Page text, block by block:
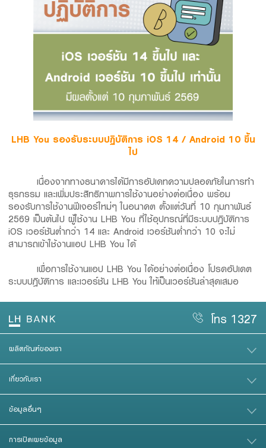
LHB You รองรับระบบปฏิบัติการ iOS 14 / Android 10 ขึ้น
ไป
เนื่องจากทางธนาคารได้มีการอัปเดทความปลอดภัยในการทำ
ธุรกรรม และเพิ่มประสิทธิภาพการใช้งานอย่างต่อเนื่อง พร้อม
รองรับการใช้งานฟีเจอร์ใหม่ๆ ในอนาคต ตั้งแต่วันที่ 10 กุมภาพันธ์
2569 เป็นต้นไป ผู้ใช้งาน LHB You ที่ใช้อุปกรณ์ที่มีระบบปฎิบัติการ
iOS เวอร์ชันต่ำกว่า 14 และ Android เวอร์ชันต่ำกว่า 10 จะไม่
สามารถเข้าใช้งานแอป LHB You ได้
เพื่อการใช้งานแอป LHB You ได้อย่างต่อเนื่อง โปรดอัปเดต
ระบบปฎิบัติการ และเวอร์ชัน LHB You ให้เป็นเวอร์ชันล่าสุดเสมอ
โทร 1327
ผลิตภัณฑ์ของเรา
เกี่ยวกับเรา
ข้อมูลอื่นๆ
การเปิดเผยข้อมูล